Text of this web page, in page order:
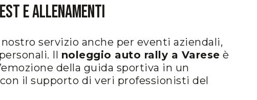
e Allenamenti
servizio anche per eventi aziendali,
Il noleggio auto rally a Varese è
della guida sportiva in un
il supporto di veri professionisti del